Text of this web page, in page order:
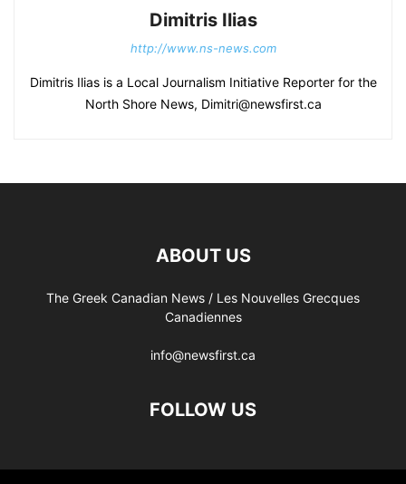
Dimitris Ilias
http://www.ns-news.com
Dimitris Ilias is a Local Journalism Initiative Reporter for the
North Shore News, Dimitri@newsfirst.ca
ABOUT US
The Greek Canadian News / Les Nouvelles Grecques
Canadiennes
info@newsfirst.ca
FOLLOW US